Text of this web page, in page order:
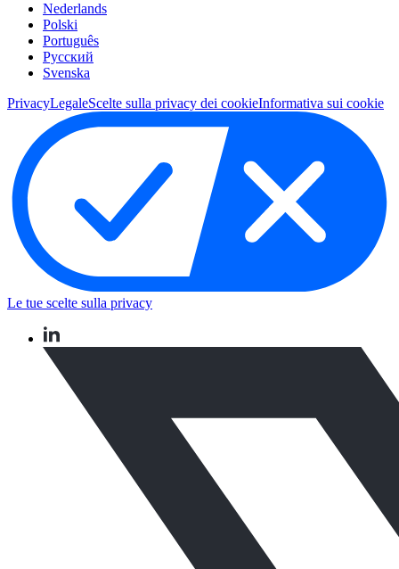
Nederlands
Polski
Português
Pусский
Svenska
PrivacyLegaleScelte sulla privacy dei cookieInformativa sui cookie
Le tue scelte sulla privacy